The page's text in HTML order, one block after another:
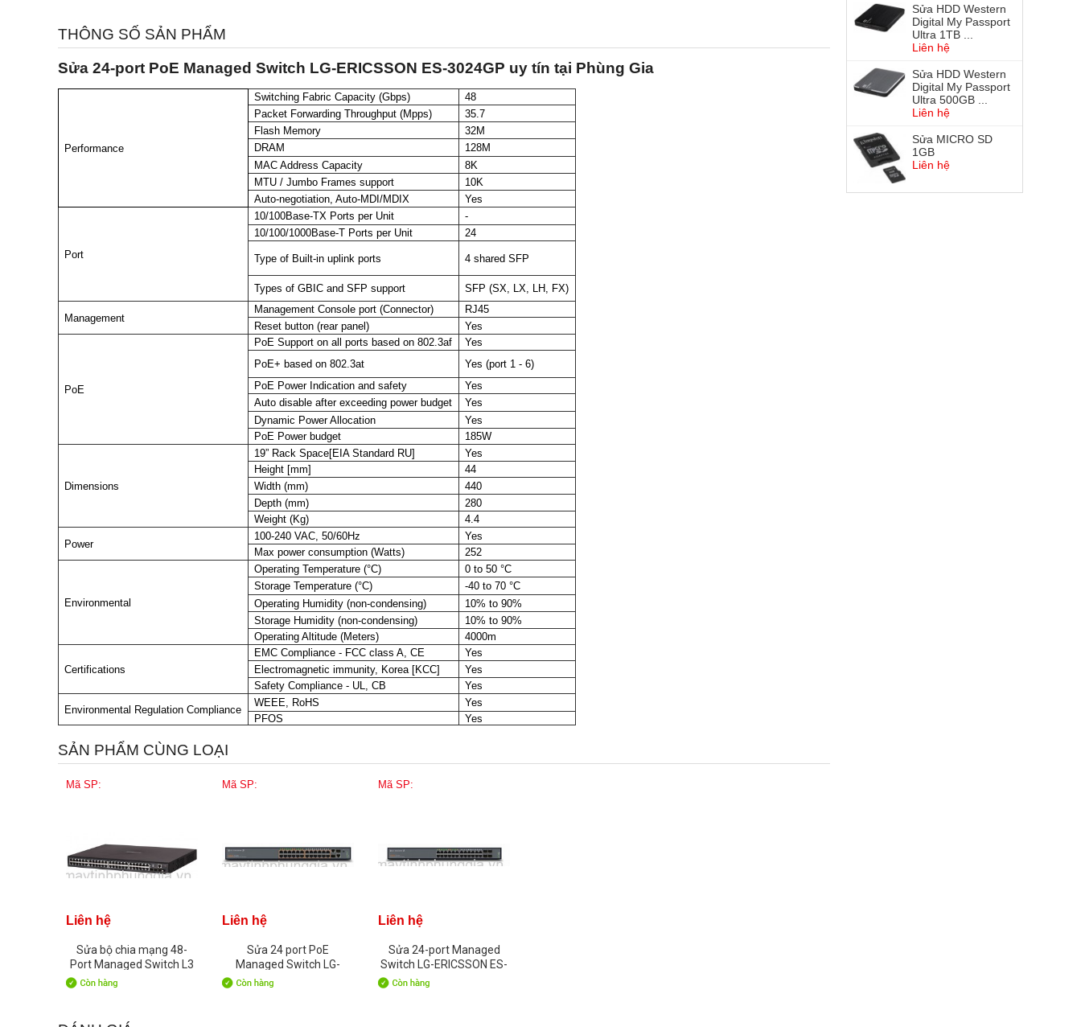
THÔNG SỐ SẢN PHẨM
Sửa 24-port PoE Managed Switch LG-ERICSSON ES-3024GP uy tín tại Phùng Gia
Performance
Switching Fabric Capacity (Gbps)
48
Packet Forwarding Throughput (Mpps)
35.7
Flash Memory
32M
DRAM
128M
MAC Address Capacity
8K
MTU / Jumbo Frames support
10K
Auto-negotiation, Auto-MDI/MDIX
Yes
Port
10/100Base-TX Ports per Unit
-
10/100/1000Base-T Ports per Unit
24
Type of Built-in uplink ports 4 shared SFP
Types of GBIC and SFP support SFP (SX, LX, LH, FX)
Management
Management Console port (Connector)
RJ45
Reset button (rear panel)
Yes
PoE
PoE Support on all ports based on 802.3af
Yes
PoE+ based on 802.3at
Yes (port 1 - 6)
PoE Power Indication and safety
Yes
Auto disable after exceeding power budget
Yes
Dynamic Power Allocation
Yes
PoE Power budget
185W
Dimensions
19” Rack Space[EIA Standard RU]
Yes
Height [mm]
44
Width (mm)
440
Depth (mm)
280
Weight (Kg)
4.4
Power
100-240 VAC, 50/60Hz
Yes
Max power consumption (Watts)
252
Environmental
Operating Temperature (°C)
0 to 50 °C
Storage Temperature (°C)
-40 to 70 °C
Operating Humidity (non-condensing)
10% to 90%
Storage Humidity (non-condensing)
10% to 90%
Operating Altitude (Meters)
4000m
Certifications
EMC Compliance - FCC class A, CE
Yes
Electromagnetic immunity, Korea [KCC]
Yes
Safety Compliance - UL, CB
Yes
Environmental Regulation Compliance
WEEE, RoHS
Yes
PFOS
Yes
SẢN PHẨM CÙNG LOẠI
Mã SP:
Liên hệ
Sửa bộ chia mạng 48-
Port Managed Switch L3
LG-ERICSSON ES-4550G
Mã SP:
Liên hệ
Sửa 24 port PoE
Managed Switch LG-
ERICSSON ES-2026P
Mã SP:
Liên hệ
Sửa 24-port Managed
Switch LG-ERICSSON ES-
2024G
Sửa HDD Western
Digital My Passport
Ultra 1TB ...
Liên hệ
Sửa HDD Western
Digital My Passport
Ultra 500GB ...
Liên hệ
Sửa MICRO SD
1GB
Liên hệ